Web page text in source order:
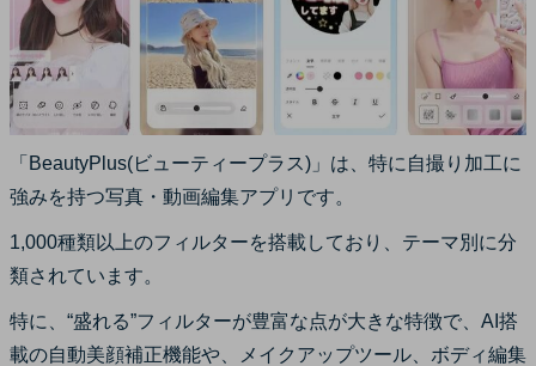
「BeautyPlus(ビューティープラス)」は、特に自撮り加工に
強みを持つ写真・動画編集アプリです。
1,000種類以上のフィルターを搭載しており、テーマ別に分
類されています。
特に、“盛れる”フィルターが豊富な点が大きな特徴で、AI搭
載の自動美顔補正機能や、メイクアップツール、ボディ編集